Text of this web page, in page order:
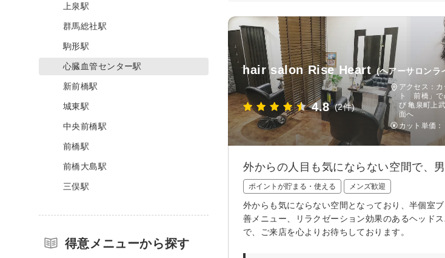
hair salon Rise Heart (ヘアーサロンラ
4.8 (2件)
アクセス：
ト 前橋」で
び 亀泉町上
面へ
カット単価：
外からの人目も気にならない空間で、
ポイントが貯まる・使える メンズ歓迎
外からも気にならない空間となっており、半個室
善メニュー、リラクゼーション効果のあるヘッド
で、ご来店を心よりお待ちしております。
上泉駅
群馬総社駅
駒形駅
心臓血管センター駅
新前橋駅
城東駅
中央前橋駅
前橋駅
前橋大島駅
三俣駅
得意メニューから探す